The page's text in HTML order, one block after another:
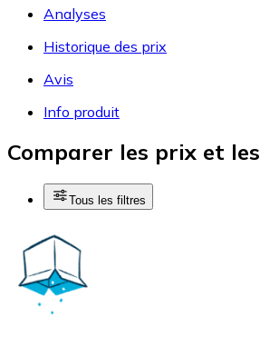
Analyses
Historique des prix
Avis
Info produit
Comparer les prix et
Tous les filtres